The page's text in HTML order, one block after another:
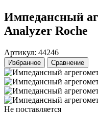
Импедансный
Analyzer Roche
Артикул: 44246
Избранное Сравнение
Не поставляется